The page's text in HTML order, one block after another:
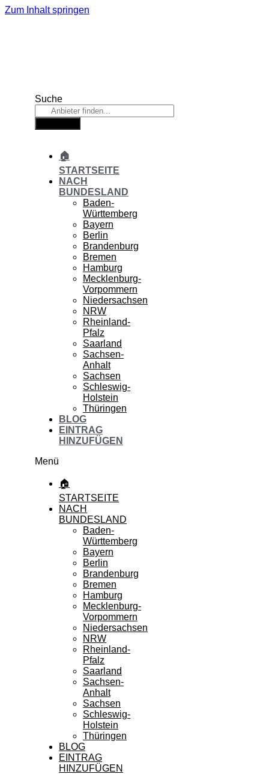
Zum Inhalt springen
Suche
🏠
STARTSEITE
NACH
BUNDESLAND
Baden-
Württemberg
Bayern
Berlin
Brandenburg
Bremen
Hamburg
Mecklenburg-
Vorpommern
Niedersachsen
NRW
Rheinland-
Pfalz
Saarland
Sachsen-
Anhalt
Sachsen
Schleswig-
Holstein
Thüringen
BLOG
EINTRAG
HINZUFÜGEN
Menü
🏠
STARTSEITE
NACH
BUNDESLAND
Baden-
Württemberg
Bayern
Berlin
Brandenburg
Bremen
Hamburg
Mecklenburg-
Vorpommern
Niedersachsen
NRW
Rheinland-
Pfalz
Saarland
Sachsen-
Anhalt
Sachsen
Schleswig-
Holstein
Thüringen
BLOG
EINTRAG
HINZUFÜGEN